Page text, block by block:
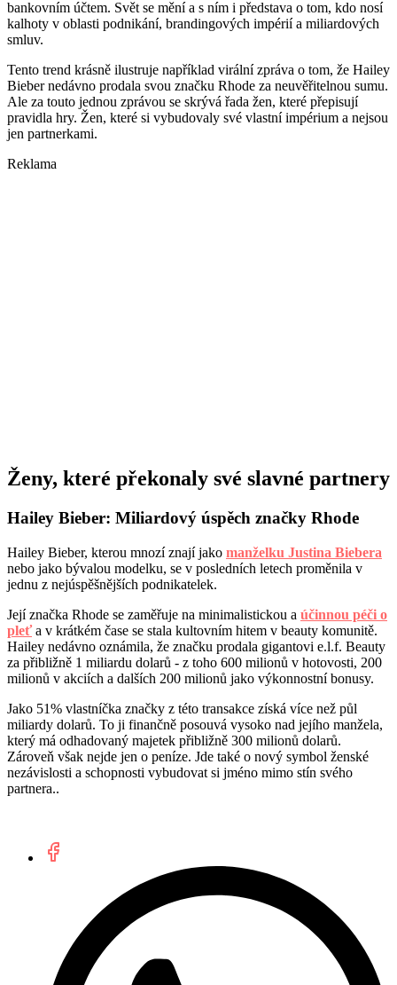
bankovním účtem. Svět se mění a s ním i představa o tom, kdo nosí
kalhoty v oblasti podnikání, brandingových impérií a miliardových
smluv.
Tento trend krásně ilustruje například virální zpráva o tom, že Hailey
Bieber nedávno prodala svou značku Rhode za neuvěřitelnou sumu.
Ale za touto jednou zprávou se skrývá řada žen, které přepisují
pravidla hry. Žen, které si vybudovaly své vlastní impérium a nejsou
jen partnerkami.
Reklama
Ženy, které překonaly své slavné partnery
Hailey Bieber: Miliardový úspěch značky Rhode
Hailey Bieber, kterou mnozí znají jako manželku Justina Biebera
nebo jako bývalou modelku, se v posledních letech proměnila v
jednu z nejúspěšnějších podnikatelek.
Její značka Rhode se zaměřuje na minimalistickou a účinnou péči o
pleť a v krátkém čase se stala kultovním hitem v beauty komunitě.
Hailey nedávno oznámila, že značku prodala gigantovi e.l.f. Beauty
za přibližně 1 miliardu dolarů - z toho 600 milionů v hotovosti, 200
milionů v akciích a dalších 200 milionů jako výkonnostní bonusy.
Jako 51% vlastníčka značky z této transakce získá více než půl
miliardy dolarů. To ji finančně posouvá vysoko nad jejího manžela,
který má odhadovaný majetek přibližně 300 milionů dolarů.
Zároveň však nejde jen o peníze. Jde také o nový symbol ženské
nezávislosti a schopnosti vybudovat si jméno mimo stín svého
partnera..